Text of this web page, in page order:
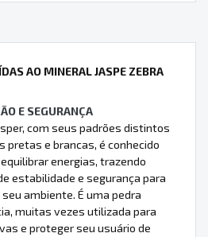
AO MINERAL JASPE ZEBRA
E SEGURANÇA
com seus padrões distintos
pretas e brancas, é conhecido
energias, trazendo
estabilidade e segurança para
ambiente. É uma pedra
muitas vezes utilizada para
e proteger seu usuário de